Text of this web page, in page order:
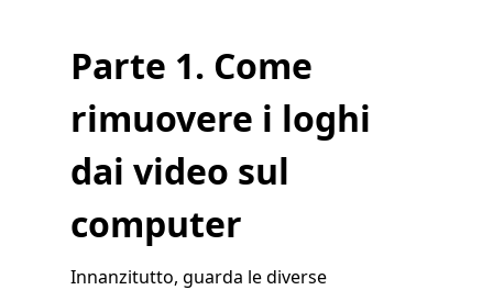
Parte 1. Come
rimuovere i loghi
dai video sul
computer
Innanzitutto, guarda le diverse